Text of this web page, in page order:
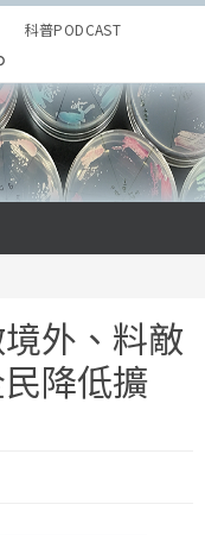
科普PODCAST
外、料敵
降低擴